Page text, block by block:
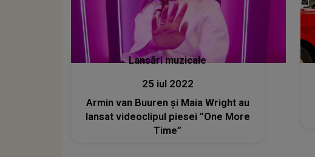
Lansări muzicale
25 iul 2022
Armin van Buuren și Maia Wright au
lansat videoclipul piesei ”One More
Time”